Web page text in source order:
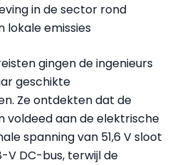
in de sector rond
lokale emissies
gingen de ingenieurs
geschikte
Ze ontdekten dat de
voldeed aan de elektrische
spanning van 51,6 V sloot
DC-bus, terwijl de